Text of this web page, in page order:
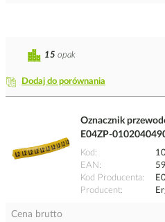
Dodaj do porównania
15 opak
Oznacznik
E04ZP-
Kod
EAN
Kod Producenta
Producent
Cena brutto